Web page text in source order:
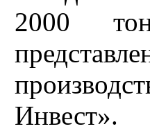
2000
Инвест».